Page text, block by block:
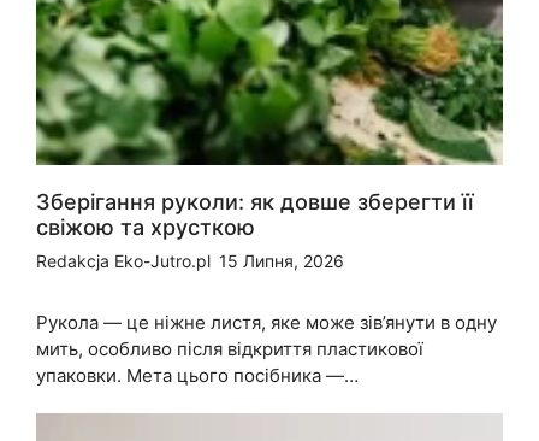
Зберігання руколи: як довше зберегти її
свіжою та хрусткою
Redakcja Eko-Jutro.pl 15 Липня, 2026
Рукола — це ніжне листя, яке може зів’янути в одну
мить, особливо після відкриття пластикової
упаковки. Мета цього посібника —…